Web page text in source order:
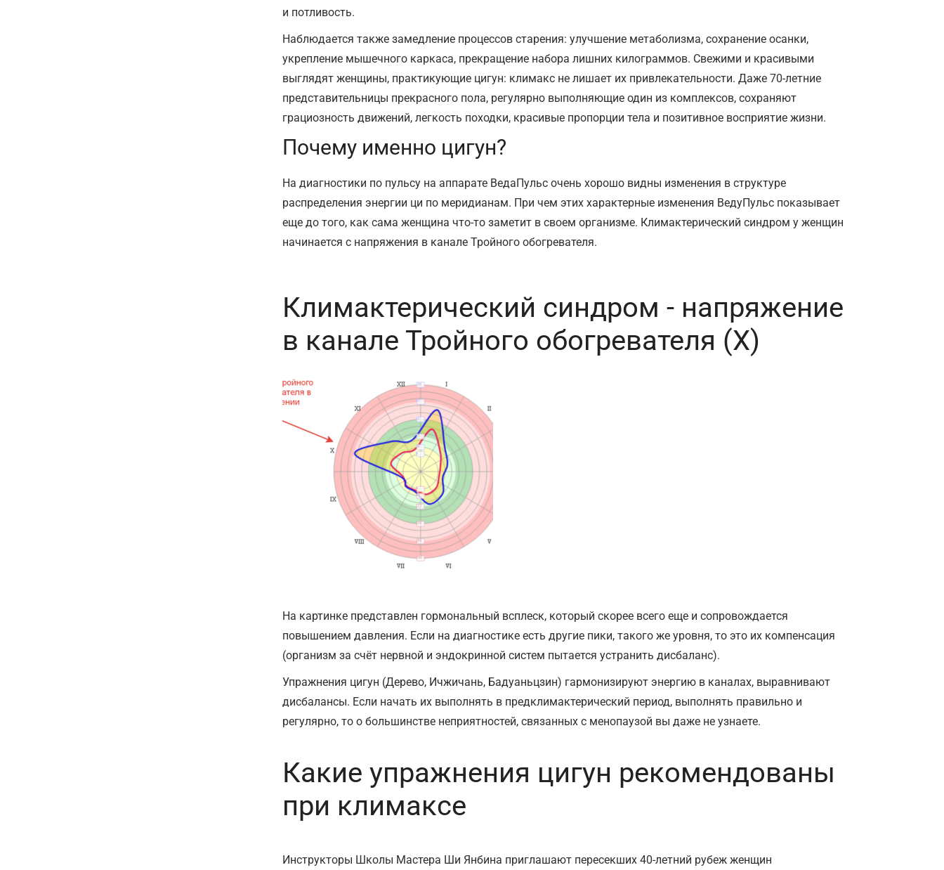
и потливость.
Наблюдается также замедление процессов старения: улучшение метаболизма, сохранение осанки,
укрепление мышечного каркаса, прекращение набора лишних килограммов. Свежими и красивыми
выглядят женщины, практикующие цигун: климакс не лишает их привлекательности. Даже 70-летние
представительницы прекрасного пола, регулярно выполняющие один из комплексов, сохраняют
грациозность движений, легкость походки, красивые пропорции тела и позитивное восприятие жизни.
Почему именно цигун?
На диагностики по пульсу на аппарате ВедаПульс очень хорошо видны изменения в структуре
распределения энергии ци по меридианам. При чем этих характерные изменения ВедуПульс показывает
еще до того, как сама женщина что-то заметит в своем организме. Климактерический синдром у женщин
начинается с напряжения в канале Тройного обогревателя.
Климактерический синдром - напряжение
в канале Тройного обогревателя (X)
На картинке представлен гормональный всплеск, который скорее всего еще и сопровождается
повышением давления. Если на диагностике есть другие пики, такого же уровня, то это их компенсация
(организм за счёт нервной и эндокринной систем пытается устранить дисбаланс).
Упражнения цигун (Дерево, Ичжичань, Бадуаньцзин) гармонизируют энергию в каналах, выравнивают
дисбалансы. Если начать их выполнять в предклимактерический период, выполнять правильно и
регулярно, то о большинстве неприятностей, связанных с менопаузой вы даже не узнаете.
Какие упражнения цигун рекомендованы
при климаксе
Инструкторы Школы Мастера Ши Янбина приглашают пересекших 40-летний рубеж женщин